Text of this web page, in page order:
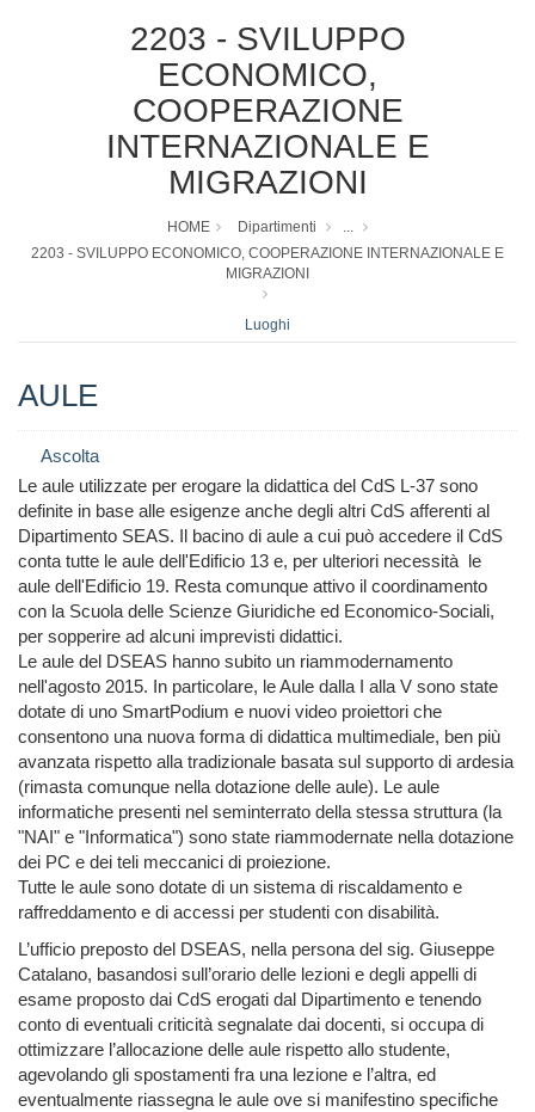
2203 - SVILUPPO
ECONOMICO,
COOPERAZIONE
INTERNAZIONALE E
MIGRAZIONI
HOME Dipartimenti
...
2203 - SVILUPPO ECONOMICO, COOPERAZIONE INTERNAZIONALE E
MIGRAZIONI
Luoghi
AULE
Ascolta
Le aule utilizzate per erogare la didattica del CdS L-37 sono
definite in base alle esigenze anche degli altri CdS afferenti al
Dipartimento SEAS. Il bacino di aule a cui può accedere il CdS
conta tutte le aule dell'Edificio 13 e, per ulteriori necessità le
aule dell'Edificio 19. Resta comunque attivo il coordinamento
con la Scuola delle Scienze Giuridiche ed Economico-Sociali,
per sopperire ad alcuni imprevisti didattici.
Le aule del DSEAS hanno subito un riammodernamento
nell'agosto 2015. In particolare, le Aule dalla I alla V sono state
dotate di uno SmartPodium e nuovi video proiettori che
consentono una nuova forma di didattica multimediale, ben più
avanzata rispetto alla tradizionale basata sul supporto di ardesia
(rimasta comunque nella dotazione delle aule). Le aule
informatiche presenti nel seminterrato della stessa struttura (la
"NAI" e "Informatica") sono state riammodernate nella dotazione
dei PC e dei teli meccanici di proiezione.
Tutte le aule sono dotate di un sistema di riscaldamento e
raffreddamento e di accessi per studenti con disabilità.
L’ufficio preposto del DSEAS, nella persona del sig. Giuseppe
Catalano, basandosi sull’orario delle lezioni e degli appelli di
esame proposto dai CdS erogati dal Dipartimento e tenendo
conto di eventuali criticità segnalate dai docenti, si occupa di
ottimizzare l’allocazione delle aule rispetto allo studente,
agevolando gli spostamenti fra una lezione e l’altra, ed
eventualmente riassegna le aule ove si manifestino specifiche